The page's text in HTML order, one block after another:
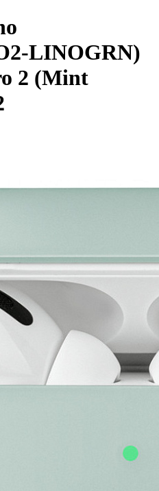
LINOGRN)
2 (Mint